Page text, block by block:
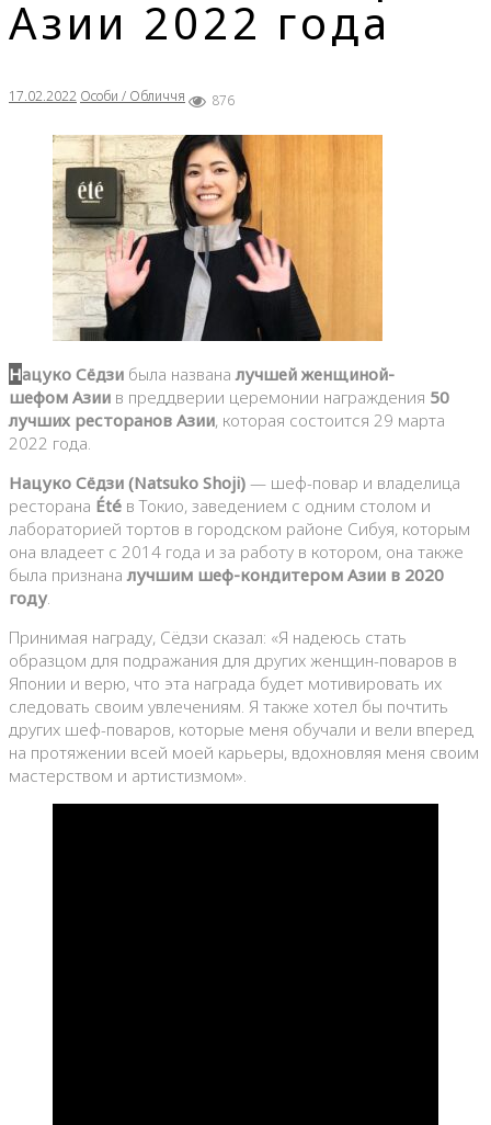
Азии 2022 года
17.02.2022 Особи / Обличчя 876
Нацуко Сёдзи была названалучшей женщиной-
шефом Азии в преддверии церемонии награждения 50
лучших ресторанов Азии, которая состоится 29 марта
2022 года.
Нацуко Сёдзи (Natsuko Shoji) — шеф-повар и владелица
ресторана Été в Токио, заведением с одним столом и
лабораторией тортов в городском районе Сибуя, которым
она владеет с 2014 года и за работу в котором, она также
была признаналучшим шеф-кондитером Азии в 2020
году.
Принимая награду, Сёдзи сказал: «Я надеюсь стать
образцом для подражания для других женщин-поваров в
Японии и верю, что эта награда будет мотивировать их
следовать своим увлечениям. Я также хотел бы почтить
других шеф-поваров, которые меня обучали и вели вперед
на протяжении всей моей карьеры, вдохновляя меня своим
мастерством и артистизмом».